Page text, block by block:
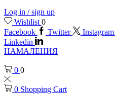
Log in / sign up
Wishlist 0
Facebook
Twitter Instagram
Linkedin
НАМАЛЕНИЯ
0 0
0 Shopping Cart